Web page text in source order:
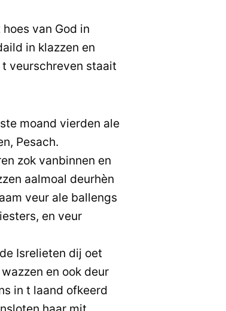
van God in
in klazzen en
veurschreven staait
moand vierden ale
Pesach.
zok vanbinnen en
aalmoal deurhèn
veur ale ballengs
en veur
Isrelieten dij oet
en ook deur
in t laand ofkeerd